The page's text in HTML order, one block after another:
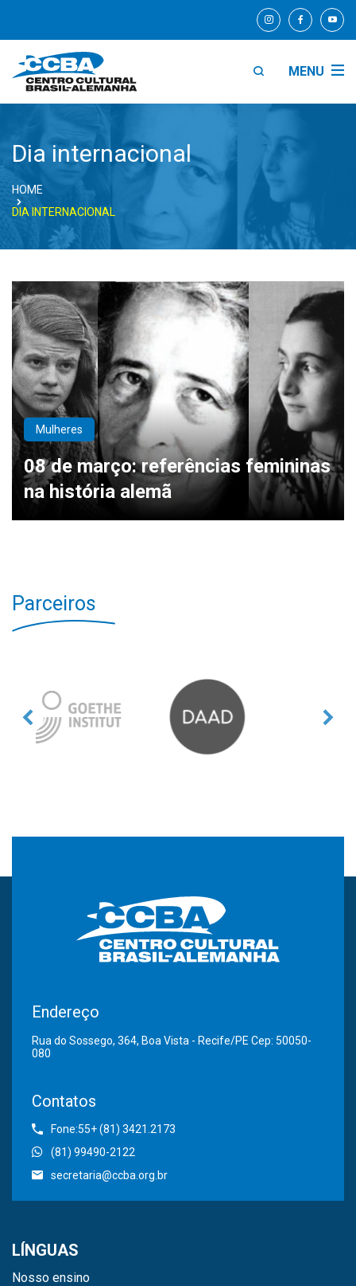
MENU
Dia internacional
HOME
DIA INTERNACIONAL
Mulheres
08 de março: referências femininas
na história alemã
Parceiros
Endereço
Rua do Sossego, 364, Boa Vista - Recife/PE Cep: 50050-
080
Contatos
Fone:55+ (81) 3421.2173
(81) 99490-2122
secretaria@ccba.org.br
LÍNGUAS
Nosso ensino